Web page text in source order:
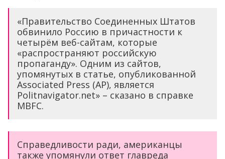
«Правительство Соединенных Штатов
обвинило Россию в причастности к
четырём веб-сайтам, которые
«распространяют российскую
пропаганду». Одним из сайтов,
упомянутых в статье, опубликованной
Associated Press (АР), является
Politnavigator.net» – сказано в справке
MBFC.
Справедливости ради, американцы
также упомянули ответ главреда